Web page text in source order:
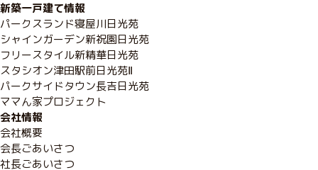
新築一戸建て情報
パークスランド寝屋川日光苑
シャインガーデン新祝園日光苑
フリースタイル新精華日光苑
スタシオン津田駅前日光苑Ⅱ
パークサイドタウン長吉日光苑
ママん家プロジェクト
会社情報
会社概要
会長ごあいさつ
社長ごあいさつ